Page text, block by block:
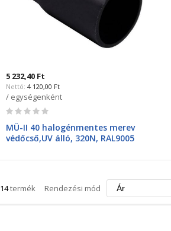
5 232,40 Ft
4 120,00 Ft
/ egységenként
Rating:
0%
MÜ-II 40 halogénmentes merev
védőcső,UV álló, 320N, RAL9005
14termék Rendezési mód